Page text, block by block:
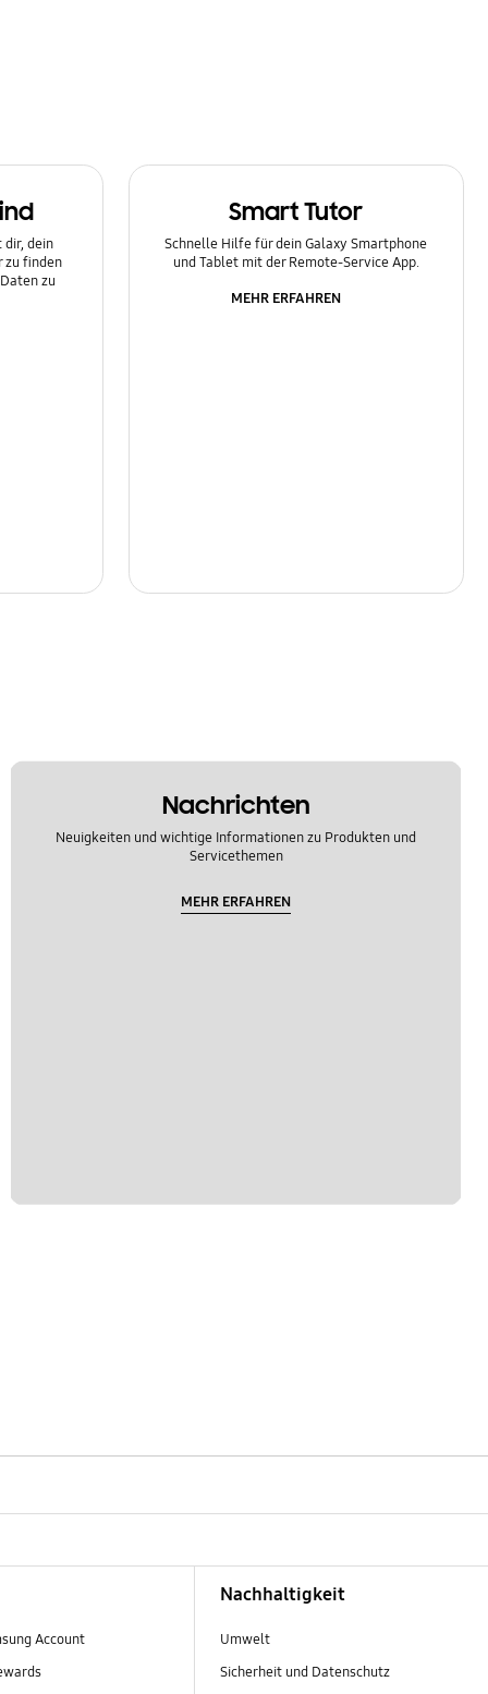
dir, dein
zu finden
zu
Smart Tutor
Schnelle Hilfe für dein Galaxy Smartphone
und Tablet mit der Remote-Service App.
MEHR ERFAHREN
Nachrichten
Neuigkeiten und wichtige Informationen zu Produkten und
Servicethemen
MEHR ERFAHREN
Account
Nachhaltigkeit
Umwelt
Sicherheit und Datenschutz